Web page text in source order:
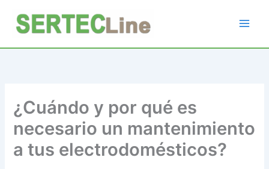
contenido
¿Cuándo y por qué es
necesario un mantenimiento
a tus electrodomésticos?